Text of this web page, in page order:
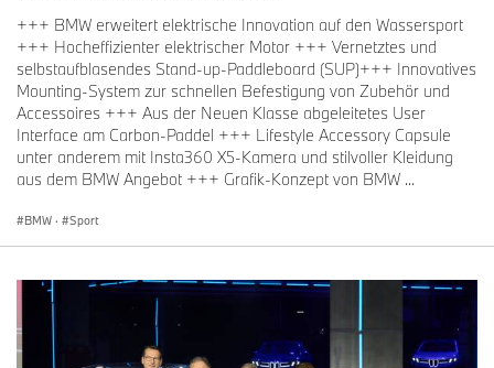
+++ BMW erweitert elektrische Innovation auf den Wassersport
+++ Hocheffizienter elektrischer Motor +++ Vernetztes und
selbstaufblasendes Stand-up-Paddleboard (SUP)+++ Innovatives
Mounting-System zur schnellen Befestigung von Zubehör und
Accessoires +++ Aus der Neuen Klasse abgeleitetes User
Interface am Carbon-Paddel +++ Lifestyle Accessory Capsule
unter anderem mit Insta360 X5-Kamera und stilvoller Kleidung
aus dem BMW Angebot +++ Grafik-Konzept von BMW ...
BMW · Sport